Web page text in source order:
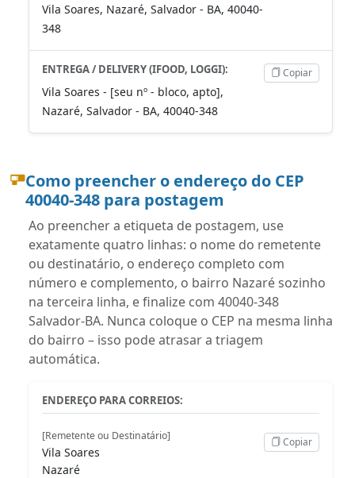
Vila Soares, Nazaré, Salvador - BA, 40040-
348
ENTREGA / DELIVERY (IFOOD, LOGGI):
Vila Soares - [seu nº - bloco, apto],
Nazaré, Salvador - BA, 40040-348
Copiar
Como preencher o endereço do CEP
40040-348 para postagem
Ao preencher a etiqueta de postagem, use
exatamente quatro linhas: o nome do remetente
ou destinatário, o endereço completo com
número e complemento, o bairro Nazaré sozinho
na terceira linha, e finalize com 40040-348
Salvador-BA. Nunca coloque o CEP na mesma linha
do bairro – isso pode atrasar a triagem
automática.
ENDEREÇO PARA CORREIOS:
[Remetente ou Destinatário]
Vila Soares
Nazaré
Copiar